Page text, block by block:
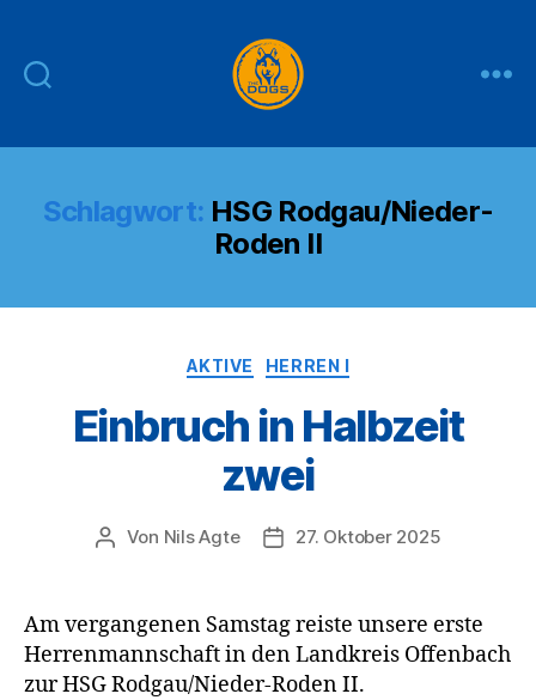
DOGS
Schlagwort: HSG Rodgau/Nieder-
Roden II
Kategorien
AKTIVE HERREN I
Einbruch in Halbzeit
zwei
Beitragsautor
Von Nils Agte Veröffentlichungsdatum
27. Oktober 2025
Am vergangenen Samstag reiste unsere erste
Herrenmannschaft in den Landkreis Offenbach
zur HSG Rodgau/Nieder-Roden II.